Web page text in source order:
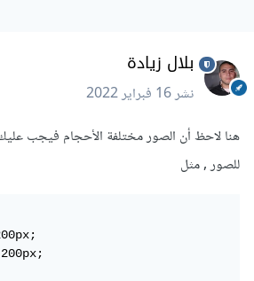
بلال زيادة
نشر16 فبراير 2022
هنا لاحظ أن الصور مختلفة الأحجام فيجب
للصور , مثل